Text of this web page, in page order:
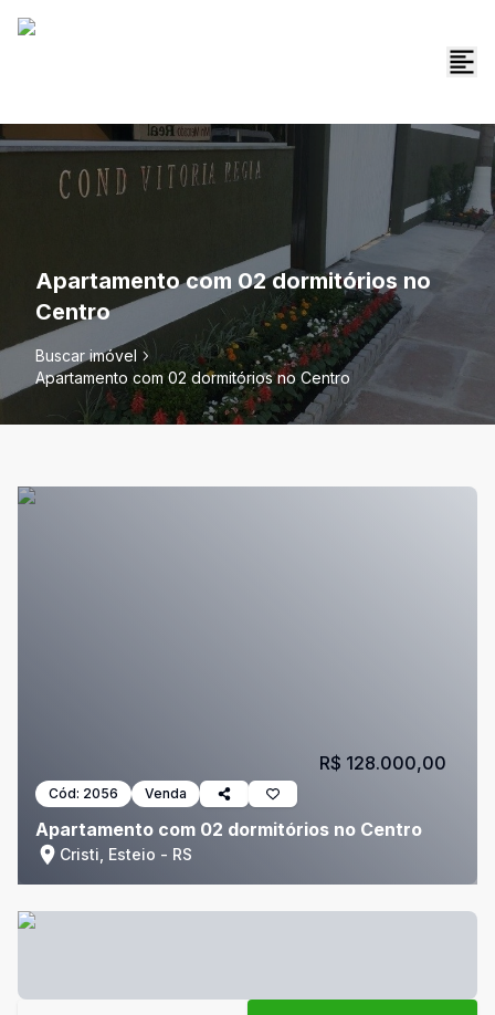
Apartamento com 02 dormitórios no
Centro
Buscar imóvel
Apartamento com 02 dormitórios no Centro
Cód: 2056 Venda
Apartamento com 02 dormitórios no Centro
Cristi, Esteio - RS
R$ 128.000,00